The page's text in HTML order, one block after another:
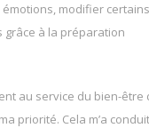
modifier certains
grâce à la préparation
au service du bien-être
priorité. Cela m’a